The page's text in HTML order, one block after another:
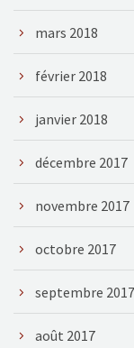
mars 2018
février 2018
janvier 2018
décembre 2017
novembre 2017
octobre 2017
septembre 2017
août 2017